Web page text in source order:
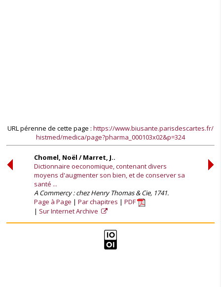
URL pérenne de cette page : https://www.biusante.parisdescartes.fr/
histmed/medica/page?pharma_000103x02&p=324
Chomel, Noël / Marret, J..
Dictionnaire oeconomique, contenant divers
moyens d'augmenter son bien, et de conserver sa
santé ...
A Commercy : chez Henry Thomas & Cie, 1741.
Page à Page
Par chapitres
PDF
Sur Internet Archive